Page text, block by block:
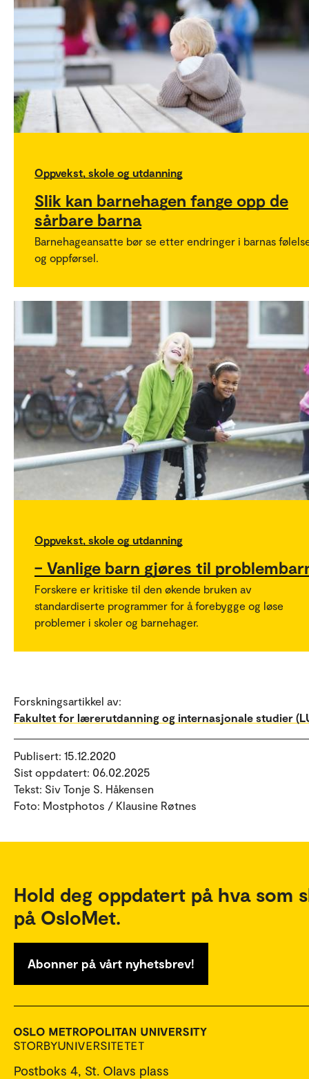
Oppvekst, skole og utdanning
Slik kan barnehagen fange opp de
sårbare barna
Barnehageansatte bør se etter endringer i barnas
og oppførsel.
Oppvekst, skole og utdanning
– Vanlige barn gjøres til
Forskere er kritiske til den økende bruken av
standardiserte programmer for å forebygge og løse
problemer i skoler og barnehager.
Forskningsartikkel av:
Fakultet for lærerutdanning og internasjonale studier
Publisert: 15.12.2020
Sist oppdatert: 06.02.2025
Tekst: Siv Tonje S. Håkensen
Foto: Mostphotos / Klausine Røtnes
Hold deg oppdatert på hva som
på OsloMet.
Abonner på vårt nyhetsbrev!
Postboks 4, St. Olavs plass